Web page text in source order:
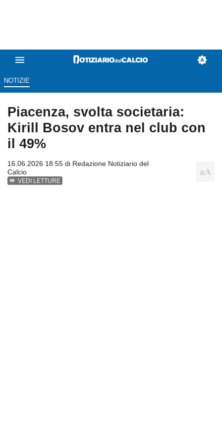
NOTIZIE
Piacenza, svolta societaria:
Kirill Bosov entra nel club con
il 49%
16.06.2026 18:55 di Redazione Notiziario del
Calcio
VEDI LETTURE